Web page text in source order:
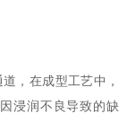
，在成型工艺中，
浸润不良导致的缺